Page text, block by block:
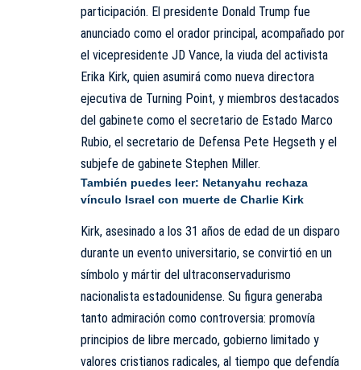
participación. El presidente Donald Trump fue
anunciado como el orador principal, acompañado por
el vicepresidente JD Vance, la viuda del activista
Erika Kirk, quien asumirá como nueva directora
ejecutiva de Turning Point, y miembros destacados
del gabinete como el secretario de Estado Marco
Rubio, el secretario de Defensa Pete Hegseth y el
subjefe de gabinete Stephen Miller.
También puedes leer: Netanyahu rechaza
vínculo Israel con muerte de Charlie Kirk
Kirk, asesinado a los 31 años de edad de un disparo
durante un evento universitario, se convirtió en un
símbolo y mártir del ultraconservadurismo
nacionalista estadounidense. Su figura generaba
tanto admiración como controversia: promovía
principios de libre mercado, gobierno limitado y
valores cristianos radicales, al tiempo que defendía